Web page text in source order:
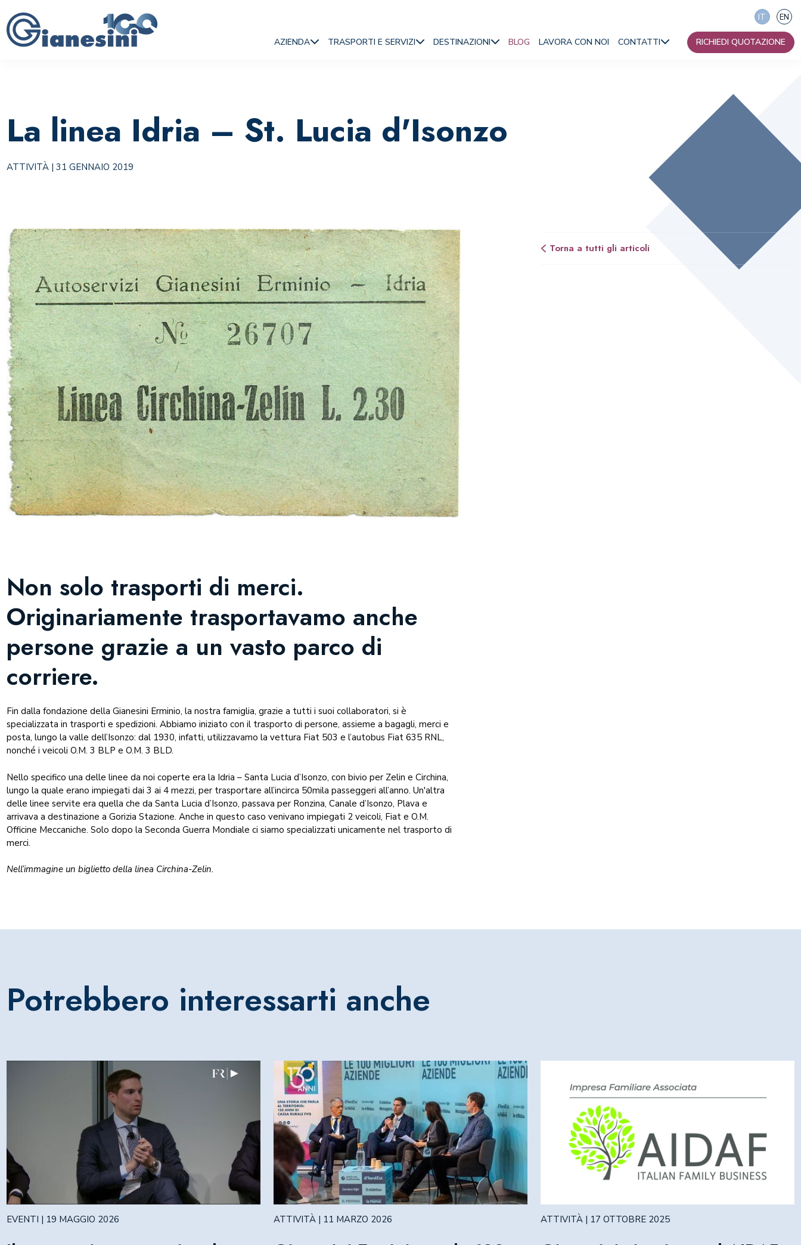
AZIENDA TRASPORTI E SERVIZI DESTINAZIONI BLOG LAVORA CON NOI CONTATTI RICHIEDI QUOTAZIONE
IT EN
La linea Idria – St. Lucia d'Isonzo
ATTIVITÀ | 31 GENNAIO 2019
Non solo trasporti di merci.
Originariamente trasportavamo anche
persone grazie a un vasto parco di
corriere.
Fin dalla fondazione della Gianesini Erminio, la nostra famiglia, grazie a tutti i suoi collaboratori, si è
specializzata in trasporti e spedizioni. Abbiamo iniziato con il trasporto di persone, assieme a bagagli, merci e
posta, lungo la valle dell’Isonzo: dal 1930, infatti, utilizzavamo la vettura Fiat 503 e l’autobus Fiat 635 RNL,
nonché i veicoli O.M. 3 BLP e O.M. 3 BLD.
Nello specifico una delle linee da noi coperte era la Idria – Santa Lucia d’Isonzo, con bivio per Zelin e Circhina,
lungo la quale erano impiegati dai 3 ai 4 mezzi, per trasportare all’incirca 50mila passeggeri all’anno. Un'altra
delle linee servite era quella che da Santa Lucia d’Isonzo, passava per Ronzina, Canale d’Isonzo, Plava e
arrivava a destinazione a Gorizia Stazione. Anche in questo caso venivano impiegati 2 veicoli, Fiat e O.M.
Officine Meccaniche. Solo dopo la Seconda Guerra Mondiale ci siamo specializzati unicamente nel trasporto di
merci.
Nell’immagine un biglietto della linea Circhina-Zelin.
Torna a tutti gli articoli
Potrebbero interessarti anche
EVENTI | 19 MAGGIO 2026 ATTIVITÀ | 11 MARZO 2026 ATTIVITÀ | 17 OTTOBRE 2025